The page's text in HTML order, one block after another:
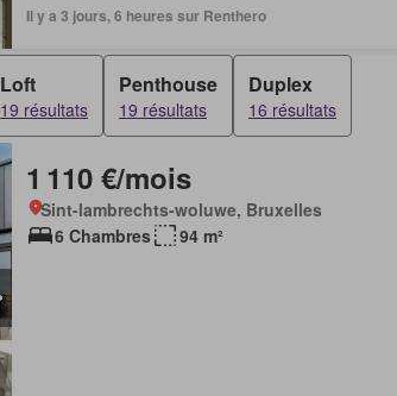
Il y a 3 jours, 6 heures sur Renthero
Loft
19 résultats
Penthouse
19 résultats
Duplex
16 résultats
1 110 €/mois
Sint-lambrechts-woluwe, Bruxelles
6 Chambres
94 m²